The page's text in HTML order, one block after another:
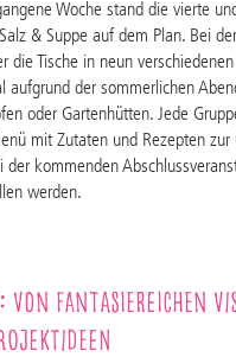
Woche stand die vierte
& Suppe auf dem Plan. Bei
die Tische in neun
aufgrund der sommerlichen
oder Gartenhütten. Jede
mit Zutaten und Rezepten zur
der kommenden
werden.
fantasiereichen